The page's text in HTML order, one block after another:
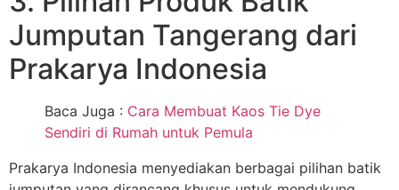
Jumputan Tangerang dari
Prakarya Indonesia
Baca Juga : Cara Membuat Kaos Tie Dye
Sendiri di Rumah untuk Pemula
Prakarya Indonesia menyediakan berbagai pilihan batik